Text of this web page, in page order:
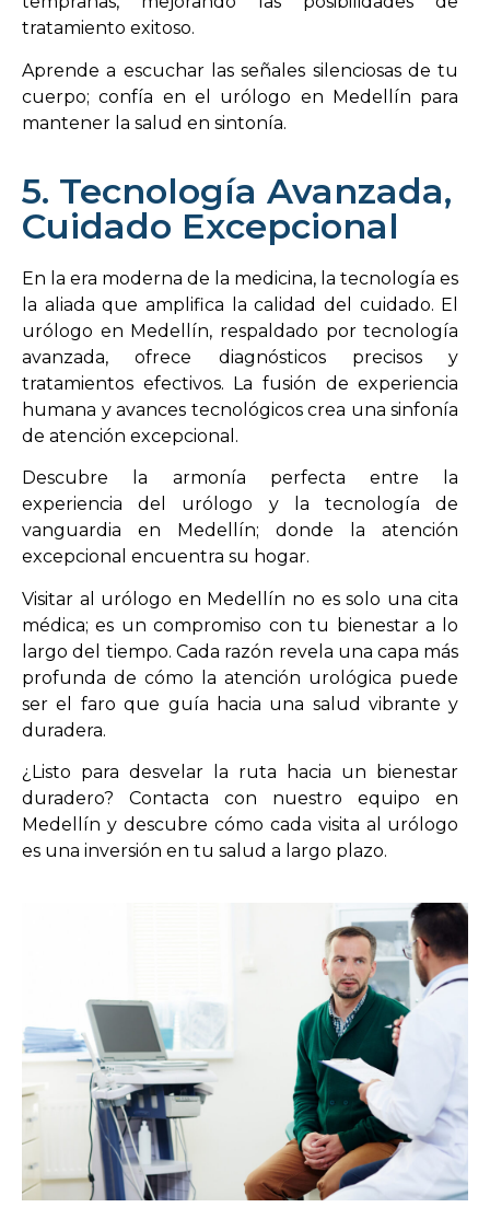
tratamiento exitoso.
Aprende a escuchar las señales silenciosas de tu
cuerpo; confía en el urólogo en Medellín para
mantener la salud en sintonía.
5. Tecnología Avanzada,
Cuidado Excepcional
En la era moderna de la medicina, la tecnología es
la aliada que amplifica la calidad del cuidado. El
urólogo en Medellín, respaldado por tecnología
avanzada, ofrece diagnósticos precisos y
tratamientos efectivos. La fusión de experiencia
humana y avances tecnológicos crea una sinfonía
de atención excepcional.
Descubre la armonía perfecta entre la
experiencia del urólogo y la tecnología de
vanguardia en Medellín; donde la atención
excepcional encuentra su hogar.
Visitar al urólogo en Medellín no es solo una cita
médica; es un compromiso con tu bienestar a lo
largo del tiempo. Cada razón revela una capa más
profunda de cómo la atención urológica puede
ser el faro que guía hacia una salud vibrante y
duradera.
¿Listo para desvelar la ruta hacia un bienestar
duradero? Contacta con nuestro equipo en
Medellín y descubre cómo cada visita al urólogo
es una inversión en tu salud a largo plazo.